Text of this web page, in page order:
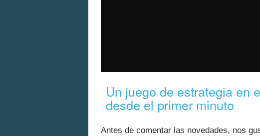
Un juego de estrategia en
desde el primer minuto
Antes de comentar las novedades, nos